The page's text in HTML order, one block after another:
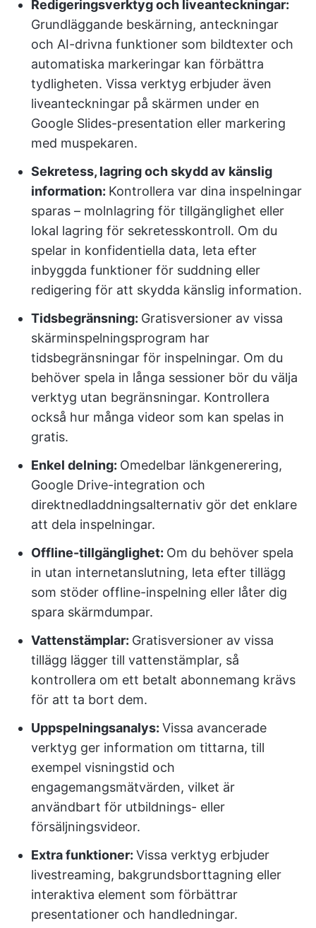
Redigeringsverktyg och liveanteckningar:
Grundläggande beskärning, anteckningar
och AI-drivna funktioner som bildtexter och
automatiska markeringar kan förbättra
tydligheten. Vissa verktyg erbjuder även
liveanteckningar på skärmen under en
Google Slides-presentation eller markering
med muspekaren.
Sekretess, lagring och skydd av känslig
information: Kontrollera var dina inspelningar
sparas – molnlagring för tillgänglighet eller
lokal lagring för sekretesskontroll. Om du
spelar in konfidentiella data, leta efter
inbyggda funktioner för suddning eller
redigering för att skydda känslig information.
Tidsbegränsning: Gratisversioner av vissa
skärminspelningsprogram har
tidsbegränsningar för inspelningar. Om du
behöver spela in långa sessioner bör du välja
verktyg utan begränsningar. Kontrollera
också hur många videor som kan spelas in
gratis.
Enkel delning: Omedelbar länkgenerering,
Google Drive-integration och
direktnedladdningsalternativ gör det enklare
att dela inspelningar.
Offline-tillgänglighet: Om du behöver spela
in utan internetanslutning, leta efter tillägg
som stöder offline-inspelning eller låter dig
spara skärmdumpar.
Vattenstämplar: Gratisversioner av vissa
tillägg lägger till vattenstämplar, så
kontrollera om ett betalt abonnemang krävs
för att ta bort dem.
Uppspelningsanalys: Vissa avancerade
verktyg ger information om tittarna, till
exempel visningstid och
engagemangsmätvärden, vilket är
användbart för utbildnings- eller
försäljningsvideor.
Extra funktioner: Vissa verktyg erbjuder
livestreaming, bakgrundsborttagning eller
interaktiva element som förbättrar
presentationer och handledningar.